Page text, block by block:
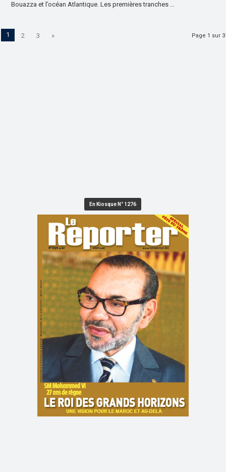
Bouazza et l’océan Atlantique. Les premières tranches …
Page 1 sur 3
1 2 3 »
En Kiosque N° 1276